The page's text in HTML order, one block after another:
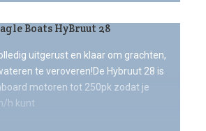
Boats HyBruut 28
uitgerust en klaar om grachten,
te veroveren!De Hybruut 28 is
motoren tot 250pk zodat je
h kunt